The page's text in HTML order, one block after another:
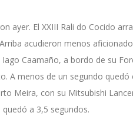
ayer. El XXIII Rali do Cocido
acudieron menos
Caamaño, a bordo de su
A menos de un segundo quedó
Meira, con su Mitsubishi
a 3,5 segundos.